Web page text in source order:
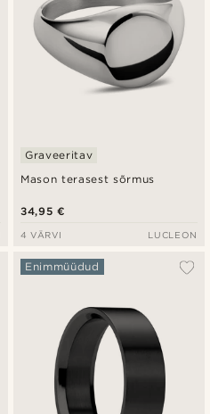
Mason terasest sõrmus
Graveeritav
34,95 €
4 VÄRVI LUCLEON
Enimmüüdud